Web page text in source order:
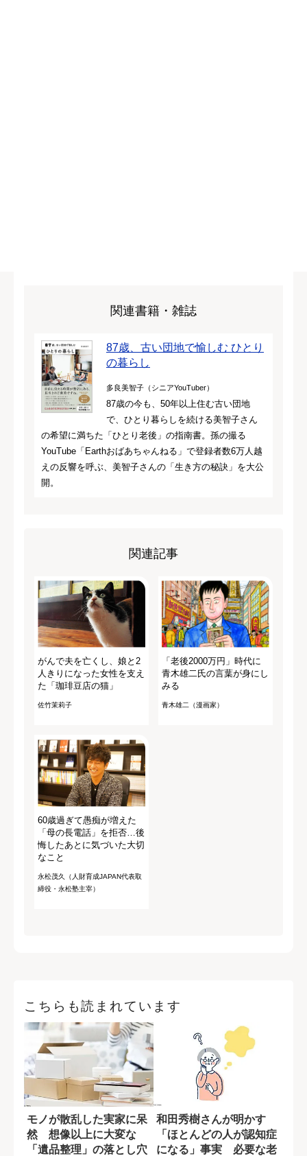
関連書籍・雑誌
87歳、古い団地で愉しむ ひとり
の暮らし
多良美智子（シニアYouTuber）
87歳の今も、50年以上住む古い団地
で、ひとり暮らしを続ける美智子さん
の希望に満ちた「ひとり老後」の指南書。孫の撮る
YouTube「Earthおばあちゃんねる」で登録者数6万人越
えの反響を呼ぶ、美智子さんの「生き方の秘訣」を大公
開。
関連記事
がんで夫を亡くし、娘と2
人きりになった女性を支え
た「珈琲豆店の猫」
佐竹茉莉子
「老後2000万円」時代に
青木雄二氏の言葉が身にし
みる
青木雄二（漫画家）
60歳過ぎて愚痴が増えた
「母の長電話」を拒否…後
悔したあとに気づいた大切
なこと
永松茂久（人財育成JAPAN代表取
締役・永松塾主宰）
こちらも読まれています
モノが散乱した実家に呆
然 想像以上に大変な
「遺品整理」の落とし穴
和田秀樹さんが明かす
「ほとんどの人が認知症
になる」事実 必要な老